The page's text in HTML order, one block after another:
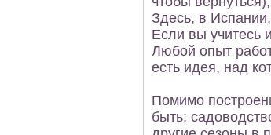
Здесь, в
Если вы учитесь
Любой опыт
есть идея, над
Помимо
быть;